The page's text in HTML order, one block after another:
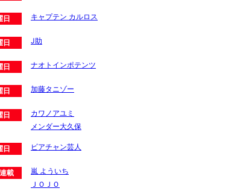
日 キャプテン カルロス
日 J助
日 ナオトインポテンツ
日 加藤タニゾー
日
カワノアユミ
メンダー大久保
日 ビアチャン芸人
載
嵐 よういち
ＪＯＪＯ